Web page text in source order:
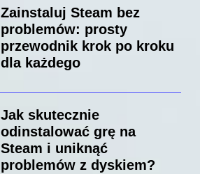
Zainstaluj Steam bez
problemów: prosty
przewodnik krok po kroku
dla każdego
Jak skutecznie
odinstalować grę na
Steam i uniknąć
problemów z dyskiem?